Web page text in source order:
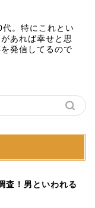
。特にこれとい
あれば幸せと思
発信してるので
査！男といわれる